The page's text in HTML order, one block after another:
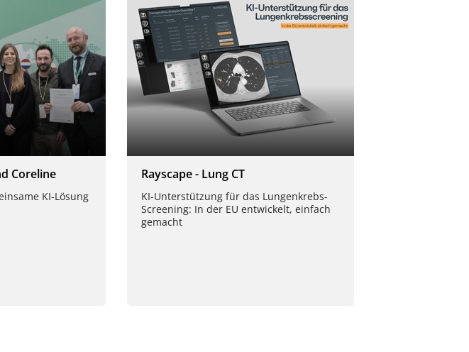
Coreline
KI-Lösung
Rayscape - Lung CT
KI-Unterstützung für das Lungenkrebs-
Screening: In der EU entwickelt, einfach
gemacht